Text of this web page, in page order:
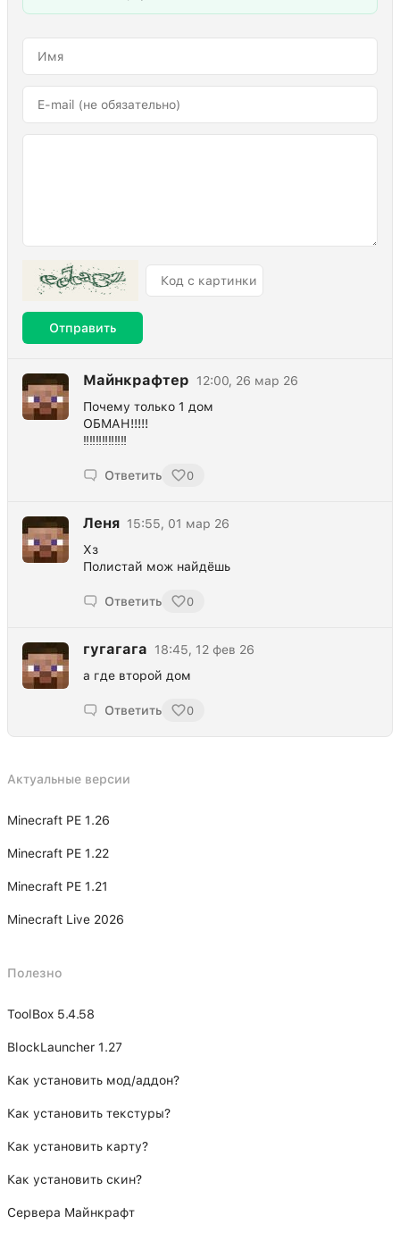
Отправить
Майнкрафтер
12:00, 26 мар 26
Почему только 1 дом
ОБМАН!!!!!
‼️‼️‼️‼️‼️‼️‼️
Ответить 0
Леня 15:55, 01 мар 26
Хз
Полистай мож найдёшь
Ответить 0
гугагага
18:45, 12 фев 26
а где второй дом
Ответить 0
Актуальные версии
Minecraft PE 1.26
Minecraft PE 1.22
Minecraft PE 1.21
Minecraft Live 2026
Полезно
ToolBox 5.4.58
BlockLauncher 1.27
Как установить мод/аддон?
Как установить текстуры?
Как установить карту?
Как установить скин?
Сервера Майнкрафт